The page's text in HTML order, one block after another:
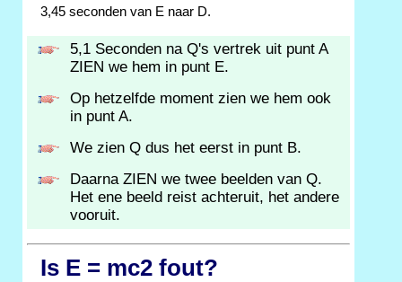
3,45 seconden van E naar D.
5,1 Seconden na Q's vertrek uit punt A
ZIEN we hem in punt E.
Op hetzelfde moment zien we hem ook
in punt A.
We zien Q dus het eerst in punt B.
Daarna ZIEN we twee beelden van Q.
Het ene beeld reist achteruit, het andere
vooruit.
Is E = mc2 fout?